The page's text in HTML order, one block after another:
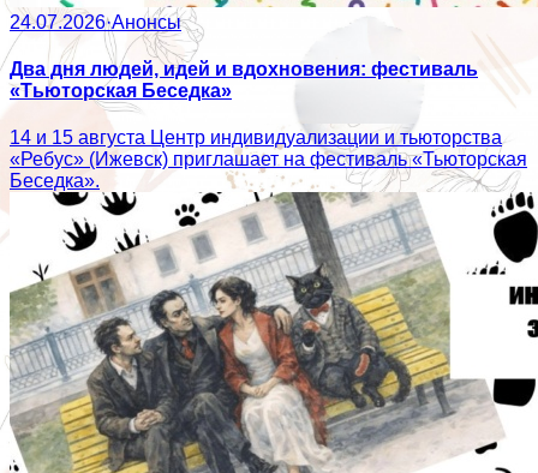
24.07.2026·Анонсы
Два дня людей, идей и вдохновения: фестиваль
«Тьюторская Беседка»
14 и 15 августа Центр индивидуализации и тьюторства
«Ребус» (Ижевск) приглашает на фестиваль «Тьюторская
Беседка».